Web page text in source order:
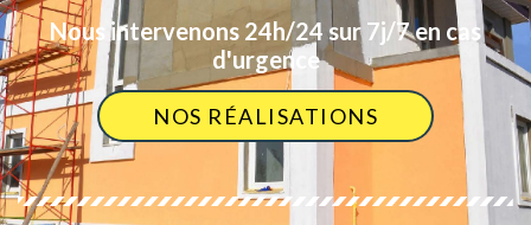
Nous intervenons 24h/24 sur 7j/7 en cas
d'urgence
NOS RÉALISATIONS